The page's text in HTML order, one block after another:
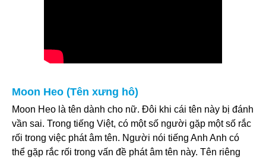
Moon Heo (Tên xưng hô)
Moon Heo là tên dành cho nữ. Đôi khi cái tên này bị đánh
vần sai. Trong tiếng Việt, có một số người gặp một số rắc
rối trong việc phát âm tên. Người nói tiếng Anh Anh có
thể gặp rắc rối trong vấn đề phát âm tên này. Tên riêng